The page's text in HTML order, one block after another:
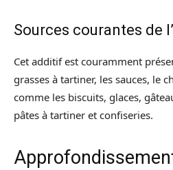
Sources courantes de
Cet additif est couramment
grasses à tartiner, les sauces, le
comme les biscuits, glaces,
pâtes à tartiner et confiseries.